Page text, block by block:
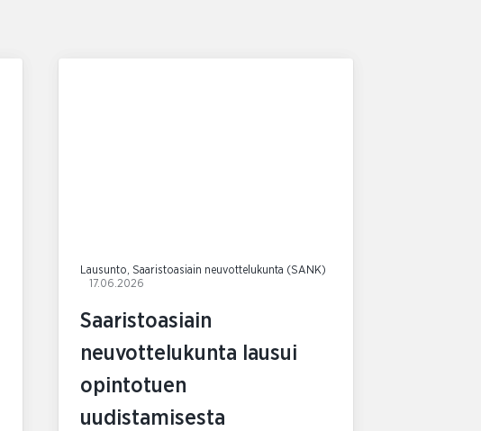
Lausunto, Saaristoasiain neuvottelukunta (SANK)
17.06.2026
Saaristoasiain
neuvottelukunta lausui
opintotuen
uudistamisesta